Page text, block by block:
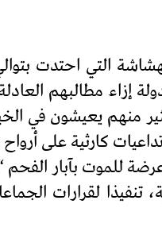
التي احتدت
إزاء مطالبهم
منهم يعيشون في
كارثية على
للموت بآبار الفحم
لقرارات